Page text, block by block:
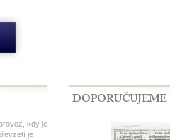
kdy je
je